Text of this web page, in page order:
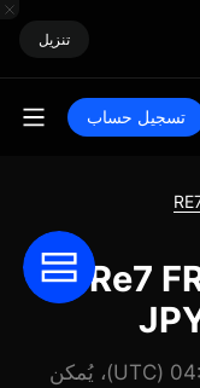
تنزيل
تسجيل حساب
حاسبة تبديل Re7 FRAX JPY:
اعتباراً من 07-08-2026، الساعة 04:44 (UTC)، يُمكن